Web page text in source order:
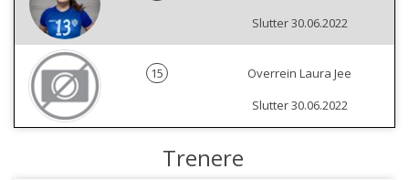
Slutter 30.06.2022
15
Overrein Laura Jee
Slutter 30.06.2022
Trenere